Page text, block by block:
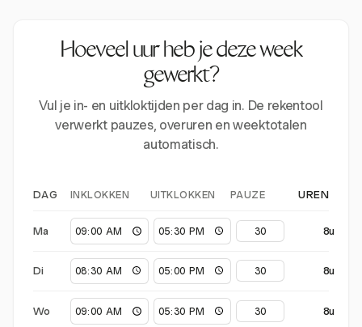
Hoeveel uur heb je deze week
gewerkt?
Vul je in- en uitkloktijden per dag in. De rekentool
verwerkt pauzes, overuren en weektotalen
automatisch.
DAG INKLOKKEN UITKLOKKEN PAUZE UREN
Ma 8u
Di 8u
Wo 8u